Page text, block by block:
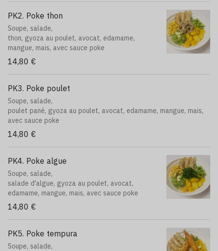
41. Temaki saumon 1pc,
42. Roll cheese 6pcs,
43. California royale 6pcs,
44. Edamame,
45. Salade d'algue,
46. Maquereau et poulpe,
51. Brochettes boeuf 2 pcs,
52. Brochettes gambas 2pcs,
53. California tempura crevette 6pcs,
61. Neige saumon avocat 6pcs,
63. Maki de l'automne 6pcs,
64. Avocat crevette
PK2. Poke thon
Soupe, salade,
thon, gyoza au poulet, avocat, edamame,
mangue, mais, avec sauce poke
14,80 €
PK3. Poke poulet
Soupe, salade,
poulet pané, gyoza au poulet, avocat, edamame, mangue, mais,
avec sauce poke
14,80 €
PK4. Poke algue
Soupe, salade,
salade d'algue, gyoza au poulet, avocat,
edamame, mangue, mais, avec sauce poke
14,80 €
PK5. Poke tempura
Soupe, salade,